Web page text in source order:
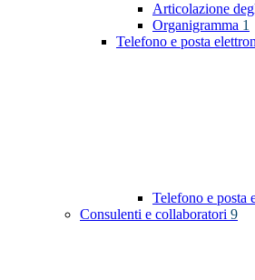
Articolazione
Organigramma 1
Telefono e posta
Telefono e posta
Consulenti e collaboratori 9